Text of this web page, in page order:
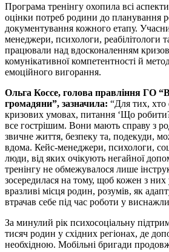
Програма тренінгу охопила всі
оцінки потреб родини до планування
документування кожного етапу.
менеджери, психологи, реабілітологи
працювали над вдосконаленням
комунікативної компетентності й
емоційного вигорання.
Ольга Коссе, голова правління ГО
громадяни”, зазначила: “Для тих,
кризових умовах, питання ‘Що
все гострішим. Вони мають справу з
звичне життя, безпеку та, подекуди,
вдома. Кейс-менеджери, психологи,
люди, від яких очікують негайної
тренінгу не обмежувалося лише
зосередилася на тому, щоб кожен з
вразливі місця родин, розумів, як
втрачав себе під час роботи у
За минулий рік психосоціальну
тисяч родин у східних регіонах, де
необхідною. Мобільні бригади